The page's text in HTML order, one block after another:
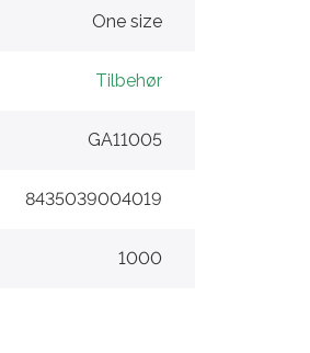
One size
Tilbehør
GA11005
8435039004019
1000